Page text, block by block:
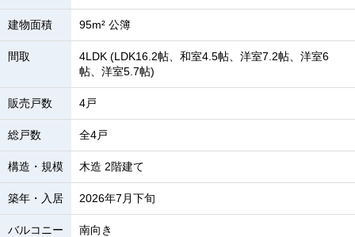
建物面積 95m² 公簿
間取
4LDK (LDK16.2帖、和室4.5帖、洋室7.2帖、洋室6
帖、洋室5.7帖)
販売戸数 4戸
総戸数 全4戸
構造・規模 木造 2階建て
築年・入居 2026年7月下旬
バルコニー 南向き